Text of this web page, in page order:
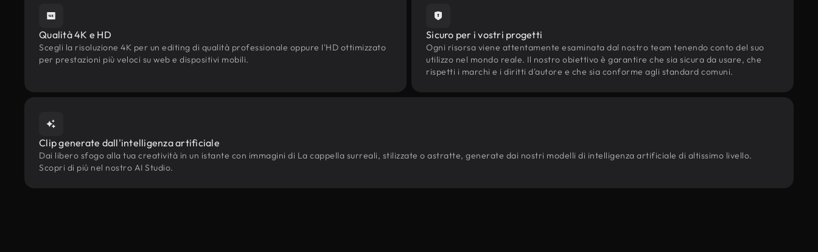
Qualità 4K e HD
Scegli la risoluzione 4K per un editing di qualità professionale oppure l'HD ottimizzato
per prestazioni più veloci su web e dispositivi mobili.
Sicuro per i vostri progetti
Ogni risorsa viene attentamente esaminata dal nostro team tenendo conto del suo
utilizzo nel mondo reale. Il nostro obiettivo è garantire che sia sicura da usare, che
rispetti i marchi e i diritti d'autore e che sia conforme agli standard comuni.
Clip generate dall'intelligenza artificiale
Dai libero sfogo alla tua creatività in un istante con immagini di La cappella surreali, stilizzate o astratte, generate dai nostri modelli di intelligenza artificiale di altissimo livello.
Scopri di più nel nostro AI Studio.